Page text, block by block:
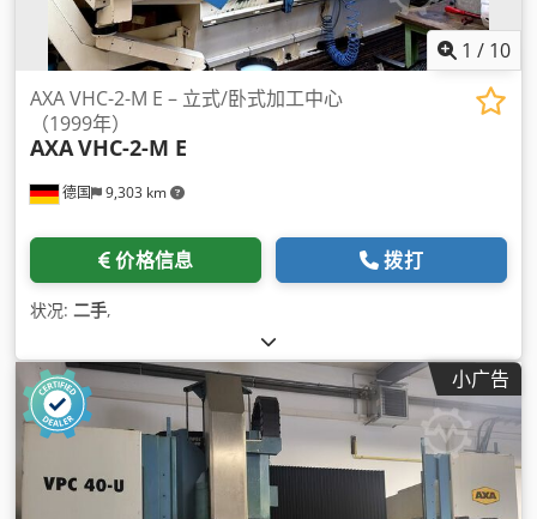
1 / 10
德国 9,303 km
AXA VHC-2-M E – 立式/卧式加工中心
（1999年）
AXAVHC-2-M E
价格信息 拨打
状况: 二手,
小广告